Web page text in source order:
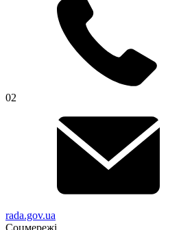
02
rada.gov.ua
Соцмережі